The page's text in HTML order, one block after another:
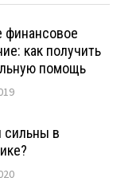
финансовое
как получить
помощь
сильны в